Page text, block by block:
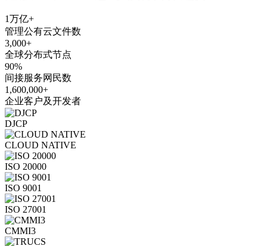
1万亿+
管理公有云文件数
3,000+
全球分布式节点
90%
间接服务网民数
1,600,000+
企业客户及开发者
DJCP
CLOUD NATIVE
ISO 20000
ISO 9001
ISO 27001
CMMI3